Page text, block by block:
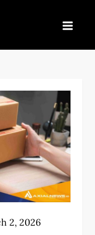
2, 2026